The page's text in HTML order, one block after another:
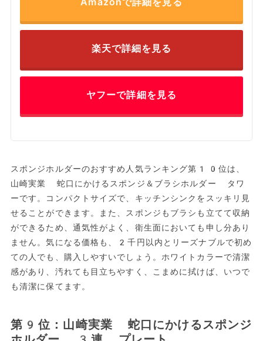
Amazonで詳細を見る
楽天で詳細を見る
ヤフーで詳細を見る
スポンジホルダーのおすすめ人気ランキング第10位は、
山崎実業 蛇口にかけるスポンジ＆ブラシホルダー タワ
ーです。コンパクトサイズで、キッチンシンクをスッキリ見
せることができます。また、スポンジもブラシも立てて収納
ができるため、通気性がよく、衛生面においても申し分あり
ません。気になる価格も、2千円以内とリーズナブルで初め
ての人でも、購入しやすいでしょう。ホワイトカラーで清潔
感があり、汚れても目立ちやすく、こまめに拭けば、いつで
も清潔に保てます。
第9位：山崎実業 蛇口にかけるスポンジ